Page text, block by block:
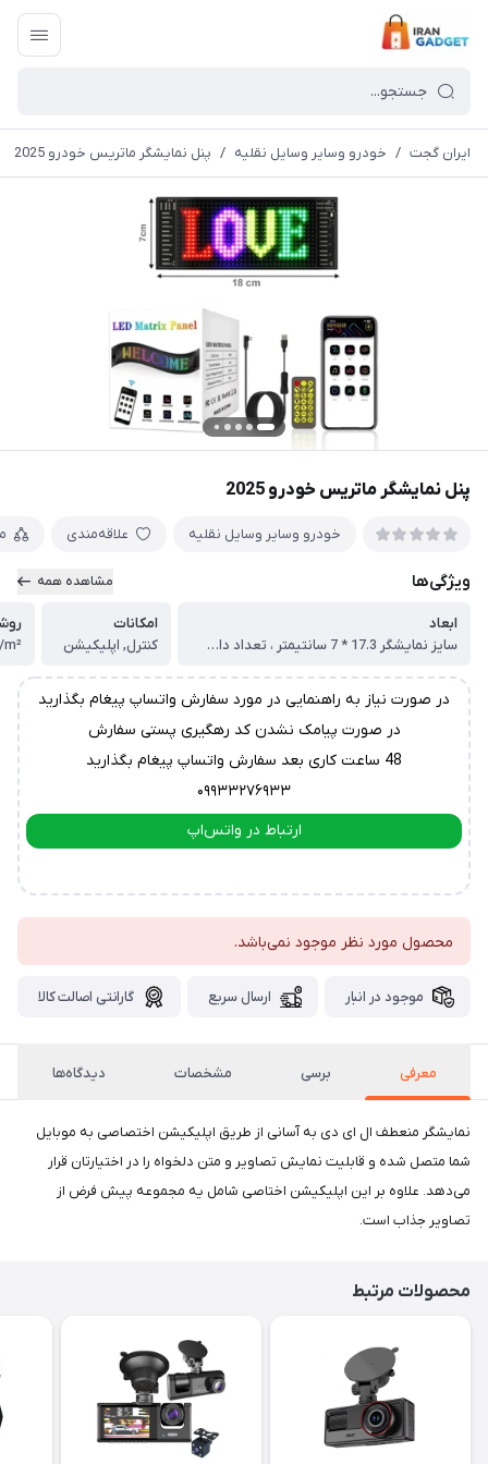
ایران گجت / خودرو وسایر وسایل نقلیه / پنل نمایشگر ماتریس خودرو 2025
پنل نمایشگر ماتریس خودرو 2025
خودرو وسایر وسایل نقلیه علاقه‌مندی
ویژگی‌ها مشاهده همه
ابعاد
سایز نمایشگر 17.3 * 7 سانتیمتر ، تعداد دات ال ای دی 32 * 16
امکانات
کنترل, اپلیکیشن
در صورت نیاز به راهنمایی در مورد سفارش واتساپ پیغام بگذارید
در صورت پیامک نشدن کد رهگیری پستی سفارش
48 ساعت کاری بعد سفارش واتساپ پیغام بگذارید
۰۹۹۳۳۲۷۶۹۳۳
ارتباط در واتس‌اپ
محصول مورد نظر موجود نمی‌باشد.
موجود در انبار ارسال سریع گارانتی اصالت کالا
معرفی برسی مشخصات دیدگاه‌ها
نمایشگر منعطف ال ای دی به‌ آسانی از طریق اپلیکیشن اختصاصی به موبایل
شما متصل شده و قابلیت‌ نمایش تصاویر و متن دلخواه را در اختیارتان قرار
می‌دهد. علاوه بر این اپلیکیشن اختاصی شامل یه مجموعه پیش فرض از
تصاویر جذاب است.
محصولات مرتبط